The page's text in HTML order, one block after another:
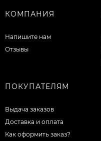
КОМПАНИЯ
Напишите нам
Отзывы
ПОКУПАТЕЛЯМ
Выдача заказов
Доставка и оплата
Как оформить заказ?